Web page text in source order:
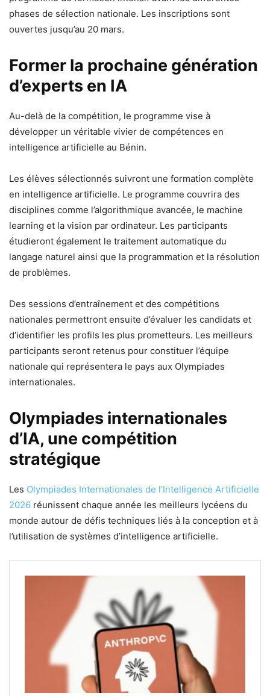
phases de sélection nationale. Les inscriptions sont
ouvertes jusqu’au 20 mars.
Former la prochaine génération
d’experts en IA
Au-delà de la compétition, le programme vise à
développer un véritable vivier de compétences en
intelligence artificielle au Bénin.
Les élèves sélectionnés suivront une formation complète
en intelligence artificielle. Le programme couvrira des
disciplines comme l’algorithmique avancée, le machine
learning et la vision par ordinateur. Les participants
étudieront également le traitement automatique du
langage naturel ainsi que la programmation et la résolution
de problèmes.
Des sessions d’entraînement et des compétitions
nationales permettront ensuite d’évaluer les candidats et
d’identifier les profils les plus prometteurs. Les meilleurs
participants seront retenus pour constituer l’équipe
nationale qui représentera le pays aux Olympiades
internationales.
Olympiades internationales
d’IA, une compétition
stratégique
Les Olympiades Internationales de l’Intelligence Artificielle
2026 réunissent chaque année les meilleurs lycéens du
monde autour de défis techniques liés à la conception et à
l’utilisation de systèmes d’intelligence artificielle.